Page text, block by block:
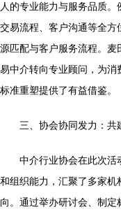
人的专业能力与服务品质。
交易流程、客户沟通等全
源匹配与客户服务流程。麦
易中介转向专业顾问，为
标准重塑提供了有益借鉴。
三、协会协同发力：共
中介行业协会在此次活
和组织能力，汇聚了多家
向。通过举办研讨会、制